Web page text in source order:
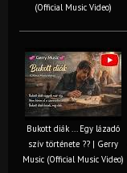
(Official Music Video)
Bukott diák ... Egy lázadó
szív története ?? | Gerry
Music (Official Music Video)